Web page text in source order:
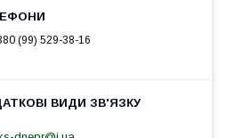
(99) 529-38-16